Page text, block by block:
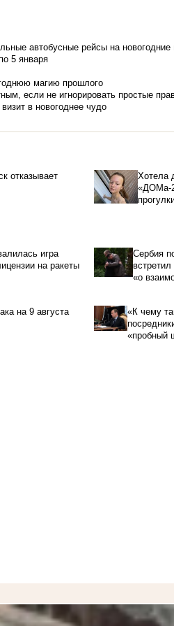
автобусные рейсы на новогодние
5 января
магию прошлого
если не игнорировать простые
в новогоднее чудо
отказывает
Хотела
«ДОМа-
игра
на ракеты
Сербия
«о
на 9 августа
«К чему
«пробный